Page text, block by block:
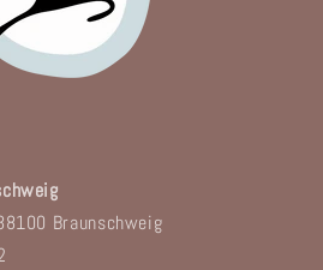
Braunschweig